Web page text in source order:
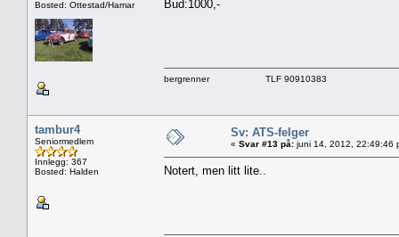
Bosted: Ottestad/Hamar
Bud:1000,-
bergrenner TLF 90910383
tambur4
Seniormedlem
Innlegg: 367
Bosted: Halden
Sv: ATS-felger
« Svar #13 på: juni 14, 2012, 22:49:46
Notert, men litt lite..